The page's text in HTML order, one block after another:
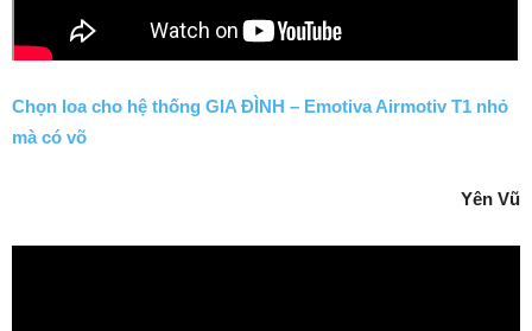
Chọn loa cho hệ thống GIA ĐÌNH – Emotiva Airmotiv T1 nhỏ
mà có võ
Yên Vũ